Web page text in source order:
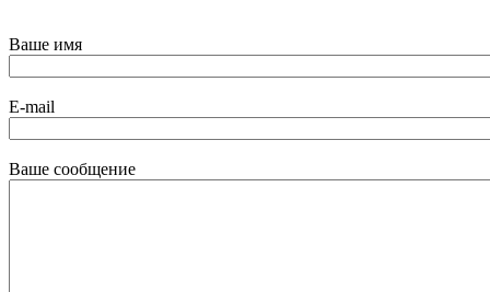
Ваше имя
E-mail
Ваше сообщение